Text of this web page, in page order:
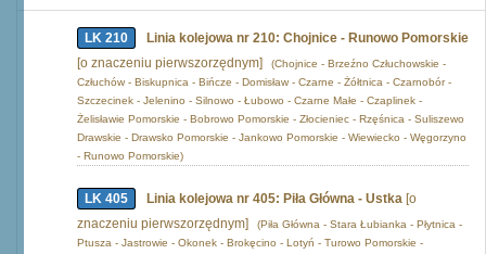
LK 210
Linia kolejowa nr 210: Chojnice - Runowo Pomorskie
[o znaczeniu pierwszorzędnym]
(Chojnice - Brzeźno Człuchowskie -
Człuchów - Biskupnica - Bińcze - Domisław - Czarne - Żółtnica - Czarnobór -
Szczecinek - Jelenino - Silnowo - Łubowo - Czarne Małe - Czaplinek -
Żelisławie Pomorskie - Bobrowo Pomorskie - Złocieniec - Rzęśnica - Suliszewo
Drawskie - Drawsko Pomorskie - Jankowo Pomorskie - Wiewiecko - Węgorzyno
- Runowo Pomorskie)
LK 405 Linia kolejowa nr 405: Piła Główna - Ustka [o
znaczeniu pierwszorzędnym]
(Piła Główna - Stara Łubianka - Płytnica -
Ptusza - Jastrowie - Okonek - Brokęcino - Lotyń - Turowo Pomorskie -